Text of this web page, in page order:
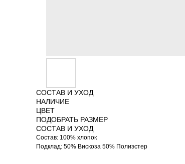
СОСТАВ И УХОД
НАЛИЧИЕ
ЦВЕТ
ПОДОБРАТЬ РАЗМЕР
СОСТАВ И УХОД
Состав: 100% хлопок
Подклад: 50% Вискоза 50% Полиэстер